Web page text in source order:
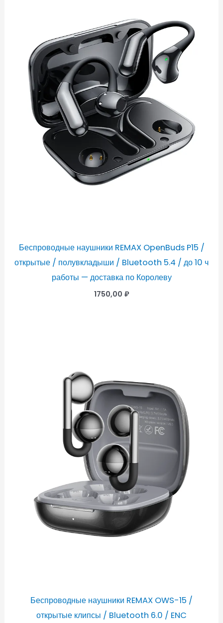
Беспроводные наушники REMAX OpenBuds P15 /
открытые / полувкладыши / Bluetooth 5.4 / до 10 ч
работы — доставка по Королеву
1750,00 ₽
Беспроводные наушники REMAX OWS-15 /
открытые клипсы / Bluetooth 6.0 / ENC